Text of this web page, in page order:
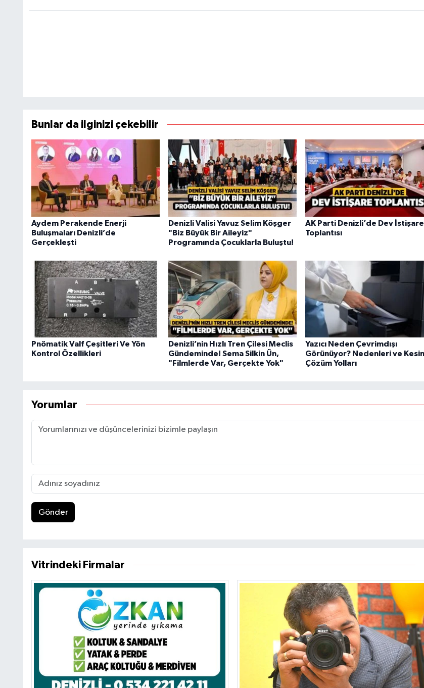
Bunlar da ilginizi çekebilir
Aydem Perakende Enerji
Buluşmaları Denizli’de
Gerçekleşti
Denizli Valisi Yavuz Selim Köşger
"Biz Büyük Bir Aileyiz"
Programında Çocuklarla Buluştu!
AK Parti Denizli’de Dev İstişare
Toplantısı
Pnömatik Valf Çeşitleri Ve Yön
Kontrol Özellikleri
Denizli’nin Hızlı Tren Çilesi Meclis
Gündeminde! Sema Silkin Ün,
"Filmlerde Var, Gerçekte Yok"
Yazıcı Neden Çevrimdışı
Görünüyor? Nedenleri ve Kesin
Çözüm Yolları
Yorumlar
Gönder
Vitrindeki Firmalar